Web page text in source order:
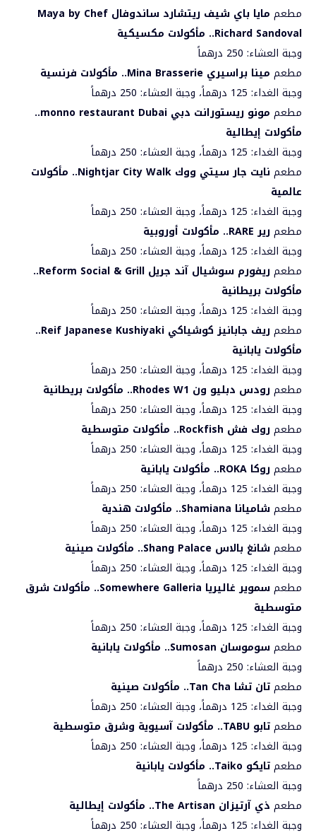
مطعم مايا باي شيف ريتشارد ساندوفال Maya by Chef
Richard Sandoval.. مأكولات مكسيكية
وجبة العشاء: 250 درهماً
مطعم مينا براسيري Mina Brasserie.. مأكولات فرنسية
وجبة الغداء: 125 درهماً، وجبة العشاء: 250 درهماً
مطعم مونو ريستورانت دبي monno restaurant Dubai
..
مأكولات إيطالية
وجبة الغداء: 125 درهماً، وجبة العشاء: 250 درهماً
مطعمنايت جار سيتي ووك Nightjar City Walk.. مأكولات
عالمية
وجبة الغداء: 125 درهماً، وجبة العشاء: 250 درهماً
مطعمريرRARE.. مأكولات أوروبية
وجبة الغداء: 125 درهماً، وجبة العشاء: 250 درهماً
مطعمريفورم سوشيال آند جريل Reform Social & Grill
..
مأكولات بريطانية
وجبة الغداء: 125 درهماً، وجبة العشاء: 250 درهماً
مطعمريف جابانيز كوشياكي Reif Japanese Kushiyaki
..
مأكولات يابانية
وجبة الغداء: 125 درهماً، وجبة العشاء: 250 درهماً
مطعمرودس دبليو ون Rhodes W1.. مأكولات بريطانية
وجبة الغداء: 125 درهماً، وجبة العشاء: 250 درهماً
مطعمروك فش Rockfish.. مأكولات متوسطية
وجبة الغداء: 125 درهماً، وجبة العشاء: 250 درهماً
مطعمروكا ROKA.. مأكولات يابانية
وجبة الغداء: 125 درهماً، وجبة العشاء: 250 درهماً
مطعمشاميانا Shamiana.. مأكولات هندية
وجبة الغداء: 125 درهماً، وجبة العشاء: 250 درهماً
مطعمشانغ بالاس Shang Palace.. مأكولات صينية
وجبة الغداء: 125 درهماً، وجبة العشاء: 250 درهماً
مطعمسموير غاليريا Somewhere Galleria.. مأكولات شرق
متوسطية
وجبة الغداء: 125 درهماً، وجبة العشاء: 250 درهماً
مطعمسوموسان Sumosan.. مأكولات يابانية
وجبة العشاء: 250 درهماً
مطعمتان تشا Tan Cha.. مأكولات صينية
وجبة الغداء: 125 درهماً، وجبة العشاء: 250 درهماً
مطعمتابو TABU.. مأكولات آسيوية وشرق متوسطية
وجبة الغداء: 125 درهماً، وجبة العشاء: 250 درهماً
مطعمتايكو Taiko.. مأكولات يابانية
وجبة العشاء: 250 درهماً
مطعم ذي آرتيزان The Artisan.. مأكولات إيطالية
وجبة الغداء: 125 درهماً، وجبة العشاء: 250 درهماً